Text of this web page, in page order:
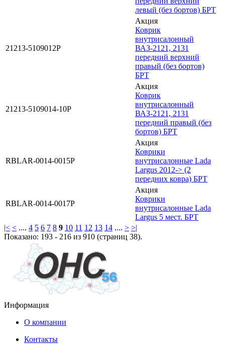
левый (без бортов) БРТ
21213-5109012Р
Акция
Коврик
внутрисалонный
ВАЗ-2121, 2131
передний верхний
правый (без бортов)
БРТ
21213-5109014-10Р
Акция
Коврик
внутрисалонный
ВАЗ-2121, 2131
передний правый (без
бортов) БРТ
RВLАR-0014-0015Р
Акция
Коврики
внутрисалонные Lada
Largus 2012-> (2
передних ковра) БРТ
RВLАR-0014-0017Р
Акция
Коврики
внутрисалонные Lada
Largus 5 мест. БРТ
|< < .... 4 5 6 7 8 9 10 11 12 13 14 .... > >|
Показано: 193 - 216 из 910 (страниц 38).
Информация
О компании
Контакты